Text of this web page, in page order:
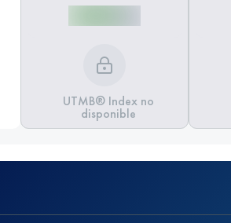
UTMB® Index no
disponible